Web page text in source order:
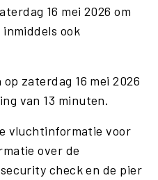
16 mei 2026 om
ook
zaterdag 16 mei 2026
van 13 minuten.
vluchtinformatie voor
over de
check en de pier